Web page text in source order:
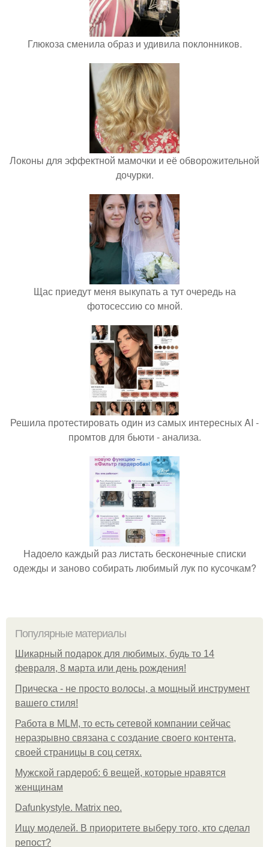
Глюкоза сменила образ и удивила поклонников.
Локоны для эффектной мамочки и её обворожительной
дочурки.
Щас приедут меня выкупать а тут очередь на
фотосессию со мной.
Решила протестировать один из самых интересных AI -
промтов для бьюти - анализа.
Надоело каждый раз листать бесконечные списки
одежды и заново собирать любимый лук по кусочкам?
Популярные материалы
Шикарный подарок для любимых, будь то 14
февраля, 8 марта или день рождения!
Прическа - не просто волосы, а мощный инструмент
вашего стиля!
Работа в MLM, то есть сетевой компании сейчас
неразрывно связана с создание своего контента,
своей страницы в соц сетях.
Мужской гардероб: 6 вещей, которые нравятся
женщинам
Dafunkystyle. Matrix neo.
Ищу моделей. В приоритете выберу того, кто сделал
репост?